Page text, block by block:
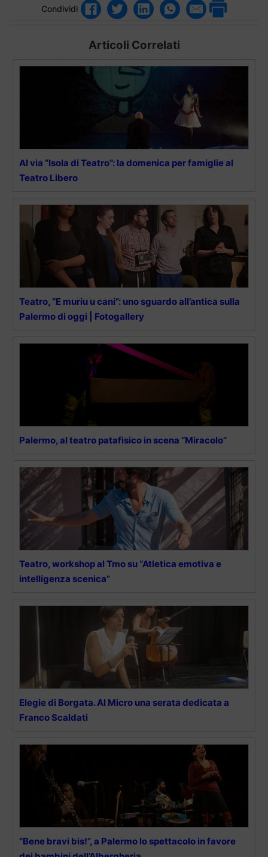
Condividi
Articoli Correlati
Al via “Isola di Teatro”: la domenica per famiglie al
Teatro Libero
Teatro, “E muriu u cani”: uno sguardo all’antica sulla
Palermo di oggi | Fotogallery
Palermo, al teatro patafisico in scena “Miracolo”
Teatro, workshop al Tmo su “Atletica emotiva e
intelligenza scenica”
Elegie di Borgata. Al Micro una serata dedicata a
Franco Scaldati
“Bene bravi bis!”, a Palermo lo spettacolo in favore